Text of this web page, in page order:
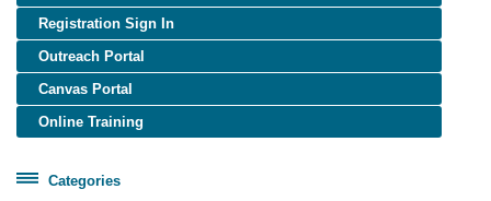
Registration Sign In
Outreach Portal
Canvas Portal
Online Training
Categories